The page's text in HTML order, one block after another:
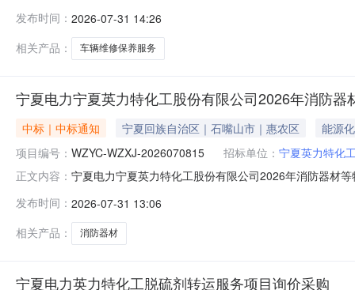
类。报价人业绩要求:报价人须满足以下业绩1.报价人须
扫描件，必须包
发布时间： 2026-07-31 14:26
相关产品：
车辆维修保养服务
宁夏电力宁夏英力特化工股份有限公司2026年消防
中标｜中标通知 宁夏回族自治区｜石嘴山市｜惠农区
能源
项目编号： WZYC-WZXJ-2026070815 招标单位： 宁夏英力特化
正文内容： 宁夏电力宁夏英力特化工股份有限公司2026年消防器材
异议；采购人采购管理部门负责受理采购投诉。异议接
发布时间： 2026-07-31 13:06
相关产品：
消防器材
宁夏电力英力特化工脱硫剂转运服务项目询价采购